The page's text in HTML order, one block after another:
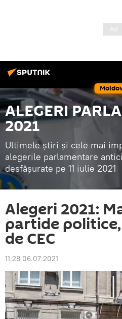
ALEGERI
2021
Ultimele știri și cele mai
alegerile parlamentare
desfășurate pe 11 iulie 2021
Alegeri 2021:
partide
de CEC
11:28 06.07.2021